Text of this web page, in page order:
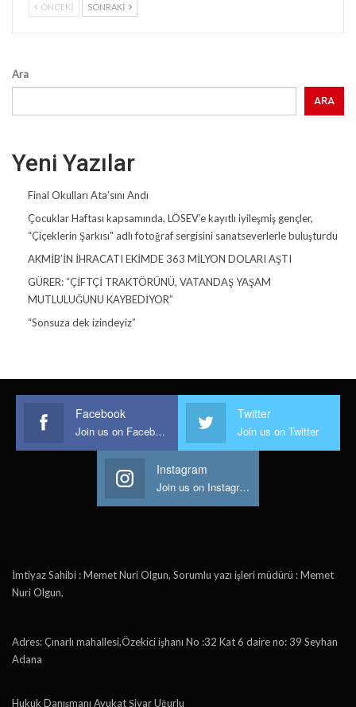
ÖNCEKI SONRAKI
Ara
ARA
Yeni Yazılar
Final Okulları Ata’sını Andı
Çocuklar Haftası kapsamında, LÖSEV’e kayıtlı iyileşmiş gençler,
“Çiçeklerin Şarkısı" adlı fotoğraf sergisini sanatseverlerle buluşturdu
AKMİB’İN İHRACATI EKİMDE 363 MİLYON DOLARI AŞTI
GÜRER: “ÇİFTÇİ TRAKTÖRÜNÜ, VATANDAŞ YAŞAM
MUTLULUĞUNU KAYBEDİYOR”
“Sonsuza dek izindeyiz”
Facebook
Join us on Facebook
Twitter
Join us on Twitter
Instagram
Join us on Instagram
İmtiyaz Sahibi : Memet Nuri Olgun, Sorumlu yazı işleri müdürü : Memet
Nuri Olgun,
Adres: Çınarlı mahallesi,Özekici işhanı No :32 Kat 6 daire no: 39 Seyhan
Adana
Hukuk Danışmanı Avukat Şiyar Uğurlu